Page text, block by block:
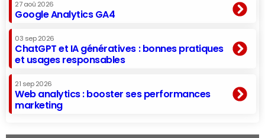
27 aoû 2026
Google Analytics GA4
03 sep 2026
ChatGPT et IA génératives : bonnes pratiques
et usages responsables
21 sep 2026
Web analytics : booster ses performances
marketing